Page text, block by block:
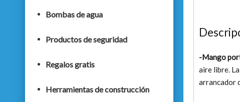
Bombas de agua
Productos de seguridad
Regalos gratis
Herramientas de construcción
-Mango
aire libre.
arrancador